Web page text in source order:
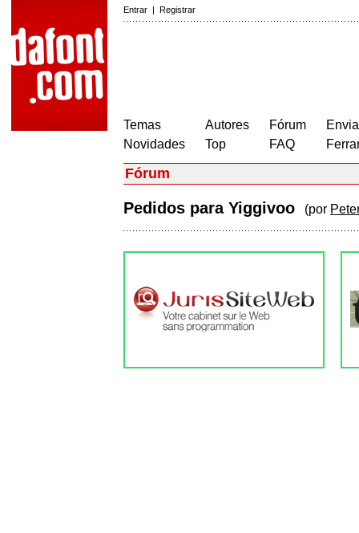
Entrar | Registrar
Temas
Novidades
Autores
Top
Fórum
FAQ
Fórum
Pedidos para Yiggivoo (por